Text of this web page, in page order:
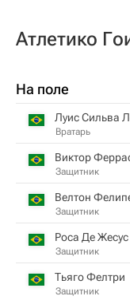
Атлетико
На поле
Луис Сильва
Вратарь
Виктор
Защитник
Велтон
Защитник
Роса Де
Защитник
Тьяго Фелтри
Защитник